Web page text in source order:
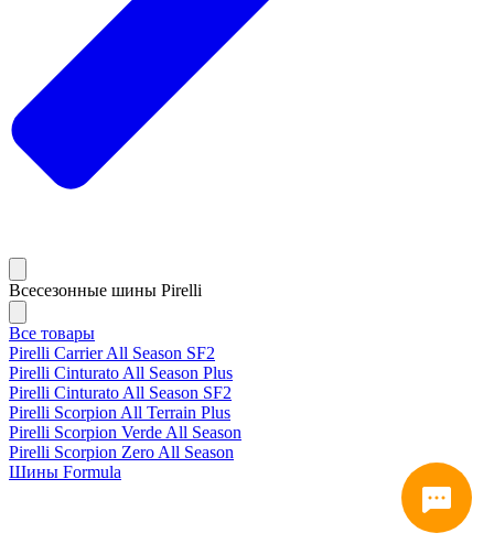
Всесезонные шины Pirelli
Все товары
Pirelli Carrier All Season SF2
Pirelli Cinturato All Season Plus
Pirelli Cinturato All Season SF2
Pirelli Scorpion All Terrain Plus
Pirelli Scorpion Verde All Season
Pirelli Scorpion Zero All Season
Шины Formula